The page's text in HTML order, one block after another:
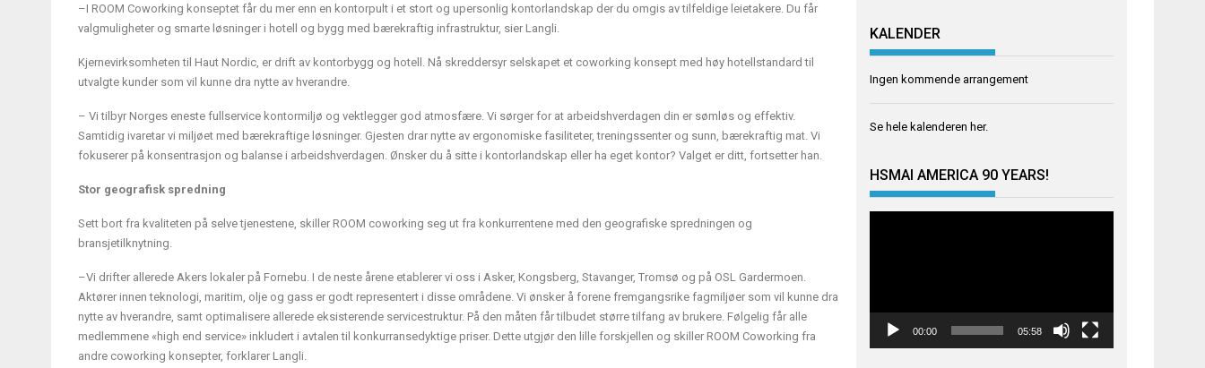
–I ROOM Coworking konseptet får du mer enn en kontorpult i et stort og upersonlig kontorlandskap der du omgis av tilfeldige leietakere. Du får
valgmuligheter og smarte løsninger i hotell og bygg med bærekraftig infrastruktur, sier Langli.
Kjernevirksomheten til Haut Nordic, er drift av kontorbygg og hotell. Nå skreddersyr selskapet et coworking konsept med høy hotellstandard til
utvalgte kunder som vil kunne dra nytte av hverandre.
– Vi tilbyr Norges eneste fullservice kontormiljø og vektlegger god atmosfære. Vi sørger for at arbeidshverdagen din er sømløs og effektiv.
Samtidig ivaretar vi miljøet med bærekraftige løsninger. Gjesten drar nytte av ergonomiske fasiliteter, treningssenter og sunn, bærekraftig mat. Vi
fokuserer på konsentrasjon og balanse i arbeidshverdagen. Ønsker du å sitte i kontorlandskap eller ha eget kontor? Valget er ditt, fortsetter han.
Stor geografisk spredning
Sett bort fra kvaliteten på selve tjenestene, skiller ROOM coworking seg ut fra konkurrentene med den geografiske spredningen og
bransjetilknytning.
–Vi drifter allerede Akers lokaler på Fornebu. I de neste årene etablerer vi oss i Asker, Kongsberg, Stavanger, Tromsø og på OSL Gardermoen.
Aktører innen teknologi, maritim, olje og gass er godt representert i disse områdene. Vi ønsker å forene fremgangsrike fagmiljøer som vil kunne dra
nytte av hverandre, samt optimalisere allerede eksisterende servicestruktur. På den måten får tilbudet større tilfang av brukere. Følgelig får alle
medlemmene «high end service» inkludert i avtalen til konkurransedyktige priser. Dette utgjør den lille forskjellen og skiller ROOM Coworking fra
andre coworking konsepter, forklarer Langli.
KALENDER
Ingen kommende arrangement
Se hele kalenderen her.
HSMAI AMERICA 90 YEARS!
00:00 05:58